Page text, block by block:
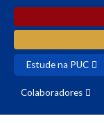
Estude na PUC
Colaboradores